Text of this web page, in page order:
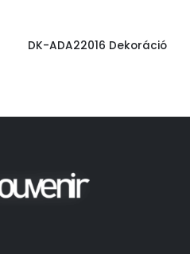
DK-ADA22016 Dekoráció